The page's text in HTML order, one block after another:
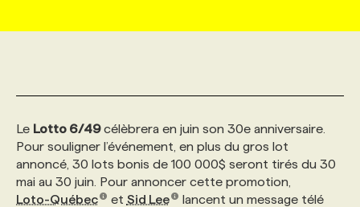
AFFAIRES DE L'INDUSTRIE
INITIATIVES NUMÉRIQUES
PRIX ET DISTINCTIONS
WEB & MÉDIAS SOCIAUX
MARKETING DURABLE
GEO/SEO
INFOLETTRE PUBLICITÉ
ANNONCEZ AVEC NOUS
CONSULTER LA CVTHÈQUE
PROFIL ENTREPRISE
FAQ
VOIR LES OFFRES
PROFIL CANDIDAT
FAQ
ANNONCEZ AVEC NOUS
NOS FORMATIONS EN LIGNE
NOS PARCOURS DE FORMATIONS
FORMATIONS PERSONNALISÉES
CHASSE DE TÊTE
SERVICE DE CHASSE DE TÊTE
NOS TARIFS
Le Lotto 6/49célèbrera en juin son 30e anniversaire.
Pour souligner l’événement, en plus du gros lot
annoncé, 30 lots bonis de 100 000$ seront tirés du 30
mai au 30 juin. Pour annoncer cette promotion,
Loto-Québec
et Sid Lee
lancent un message télé